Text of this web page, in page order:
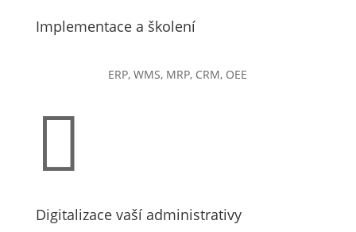
Implementace a školení
ERP, WMS, MRP, CRM, OEE

Digitalizace vaší administrativy